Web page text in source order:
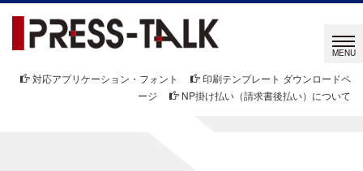
対応アプリケーション・フォント
印刷テンプレート ダウンロードペ
ージ
NP掛け払い（請求書後払い）について